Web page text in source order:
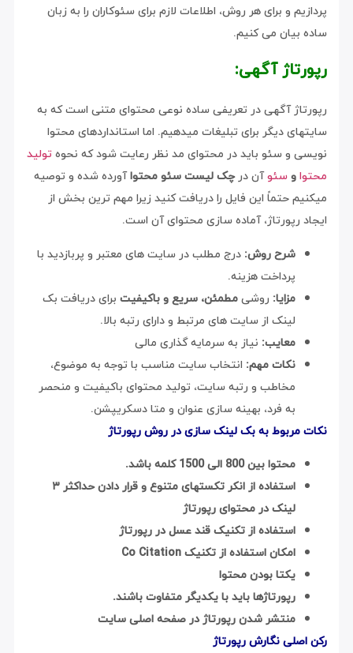
پردازیم و برای هر روش، اطلاعات لازم برای سئوکاران را به زبان
ساده بیان می کنیم.
رپورتاژ آگهی:
رپورتاژ آگهی در تعریفی ساده نوعی محتوای متنی است که به
سایتهای دیگر برای تبلیغات میدهیم. اما استانداردهای محتوا
نویسی و سئو باید در محتوای مد نظر رعایت شود که نحوهتولید
محتواوسئوآن درچک لیست سئو محتواآورده شده و توصیه
میکنیم حتماً این فایل را دریافت کنید زیرا مهم ترین بخش از
ایجاد رپورتاژ، آماده سازی محتوای آن است.
شرح روش: درج مطلب در سایت های معتبر و پربازدید با
پرداخت هزینه.
مزایا: روشیمطمئن، سریع و باکیفیت برای دریافت بک
لینک از سایت های مرتبط و دارای رتبه بالا.
معایب: نیاز به سرمایه گذاری مالی
نکات مهم: انتخاب سایت مناسب با توجه به موضوع،
مخاطب و رتبه سایت، تولید محتوای باکیفیت و منحصر
به فرد، بهینه سازی عنوان و متا دسکریپشن.
نکات مربوط به بک لینک سازی در روش رپورتاژ
محتوا بین 800 الی 1500 کلمه باشد.
استفاده از انکر تکستهای متنوع و قرار دادن حداکثر ۳
لینک در محتوای رپورتاژ
استفاده از تکنیک قند عسل در رپورتاژ
امکان استفاده از تکنیک Co Citation
یکتا بودن محتوا
رپورتاژها باید با یکدیگر متفاوت باشند.
منتشر شدن رپورتاژ در صفحه اصلی سایت
رکن اصلی نگارش رپورتاژ